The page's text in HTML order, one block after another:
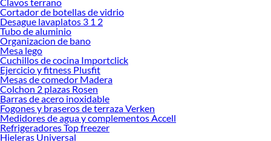
Clavos terrano
Cortador de botellas de vidrio
Desague lavaplatos 3 1 2
Tubo de aluminio
Organizacion de bano
Mesa lego
Cuchillos de cocina Importclick
Ejercicio y fitness Plusfit
Mesas de comedor Madera
Colchon 2 plazas Rosen
Barras de acero inoxidable
Fogones y braseros de terraza Verken
Medidores de agua y complementos Accell
Refrigeradores Top freezer
Hieleras Universal